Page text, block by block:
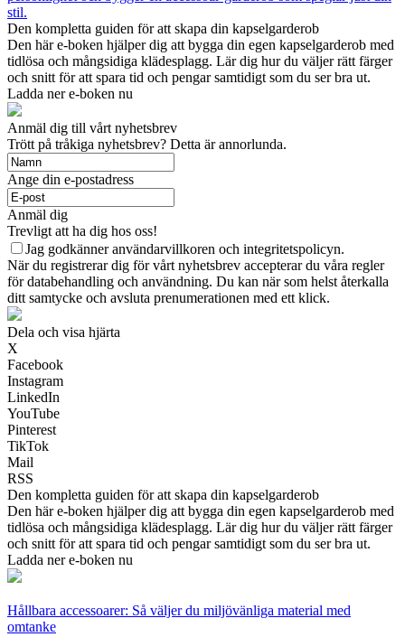
stil.
Den kompletta guiden för att skapa din kapselgarderob
Den här e-boken hjälper dig att bygga din egen kapselgarderob med
tidlösa och mångsidiga klädesplagg. Lär dig hur du väljer rätt färger
och snitt för att spara tid och pengar samtidigt som du ser bra ut.
Ladda ner e-boken nu
Anmäl dig till vårt nyhetsbrev
Trött på tråkiga nyhetsbrev? Detta är annorlunda.
Ange din e-postadress
Anmäl dig
Trevligt att ha dig hos oss!
Jag godkänner användarvillkoren och integritetspolicyn.
När du registrerar dig för vårt nyhetsbrev accepterar du våra regler
för databehandling och användning. Du kan när som helst återkalla
ditt samtycke och avsluta prenumerationen med ett klick.
Dela och visa hjärta
X
Facebook
Instagram
LinkedIn
YouTube
Pinterest
TikTok
Mail
RSS
Den kompletta guiden för att skapa din kapselgarderob
Den här e-boken hjälper dig att bygga din egen kapselgarderob med
tidlösa och mångsidiga klädesplagg. Lär dig hur du väljer rätt färger
och snitt för att spara tid och pengar samtidigt som du ser bra ut.
Ladda ner e-boken nu
Hållbara accessoarer: Så väljer du miljövänliga material med
omtanke